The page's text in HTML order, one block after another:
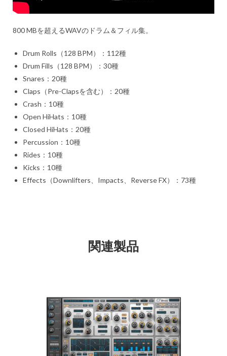
800 MBを超えるWAVのドラム＆フィル集。
Drum Rolls（128 BPM）：112種
Drum Fills（128 BPM）：30種
Snares：20種
Claps（Pre-Clapsを含む）：20種
Crash：10種
Open HiHats：10種
Closed HiHats：20種
Percussion：10種
Rides：10種
Kicks：10種
Effects（Downlifters、Impacts、Reverse FX）：73種
関連製品